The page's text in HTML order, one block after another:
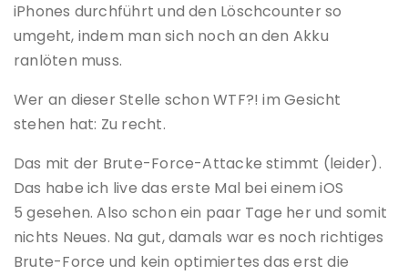
iPhones durchführt und den Löschcounter so
umgeht, indem man sich noch an den Akku
ranlöten muss.
Wer an dieser Stelle schon WTF?! im Gesicht
stehen hat: Zu recht.
Das mit der Brute-Force-Attacke stimmt (leider).
Das habe ich live das erste Mal bei einem iOS
5 gesehen. Also schon ein paar Tage her und somit
nichts Neues. Na gut, damals war es noch richtiges
Brute-Force und kein optimiertes das erst die